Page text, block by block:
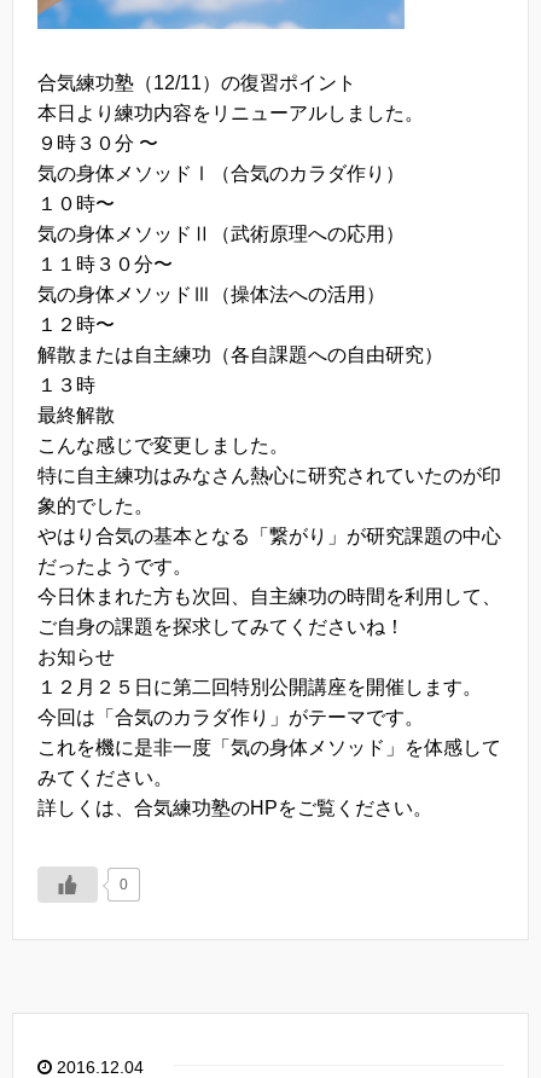
合気練功塾（12/11）の復習ポイント
本日より練功内容をリニューアルしました。
９時３０分 〜
気の身体メソッドⅠ（合気のカラダ作り）
１０時〜
気の身体メソッドⅡ（武術原理への応用）
１１時３０分〜
気の身体メソッドⅢ（操体法への活用）
１２時〜
解散または自主練功（各自課題への自由研究）
１３時
最終解散
こんな感じで変更しました。
特に自主練功はみなさん熱心に研究されていたのが印
象的でした。
やはり合気の基本となる「繋がり」が研究課題の中心
だったようです。
今日休まれた方も次回、自主練功の時間を利用して、
ご自身の課題を探求してみてくださいね！
お知らせ
１２月２５日に第二回特別公開講座を開催します。
今回は「合気のカラダ作り」がテーマです。
これを機に是非一度「気の身体メソッド」を体感して
みてください。
詳しくは、合気練功塾のHPをご覧ください。
0
2016.12.04